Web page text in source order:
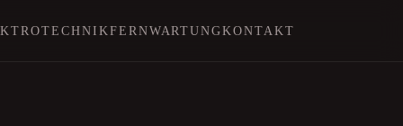
FERNWARTUNGKONTAKT